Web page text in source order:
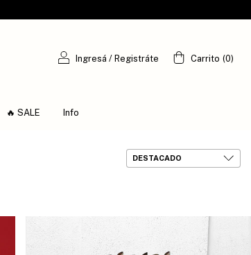
Ingresá / Registráte Carrito (0)
🔥 SALE Info